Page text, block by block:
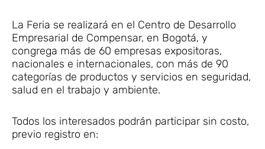
La Feria se realizará en el Centro de Desarrollo
Empresarial de Compensar, en Bogotá, y
congrega más de 60 empresas expositoras,
nacionales e internacionales, con más de 90
categorías de productos y servicios en seguridad,
salud en el trabajo y ambiente.
Todos los interesados podrán participar sin costo,
previo registro en: